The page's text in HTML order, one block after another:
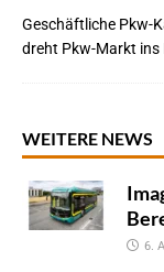
Geschäftliche Pkw-
dreht Pkw-Markt ins
WEITERE NEWS
6.